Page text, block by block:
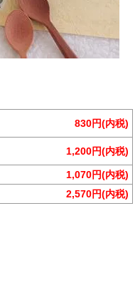
830円(内税)
1,200円(内税)
1,070円(内税)
2,570円(内税)